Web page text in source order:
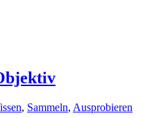
, Sammeln, Ausprobieren